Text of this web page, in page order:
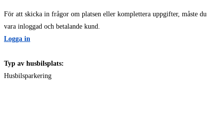
För att skicka in frågor om platsen eller komplettera uppgifter, måste du
vara inloggad och betalande kund.
Logga in
Typ av husbilsplats:
Husbilsparkering